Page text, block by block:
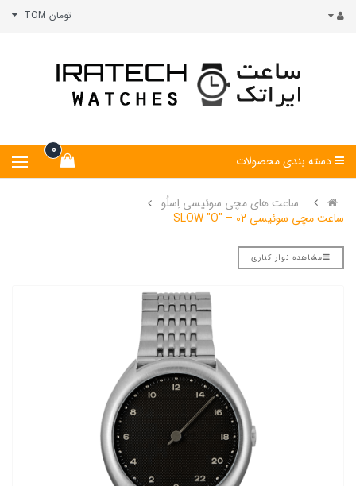
تومان TOM
0
دسته بندی محصولات
ساعت های مچی سوئیسی اِسلُو
ساعت مچی سوئیسی SLOW "O" – 02
مشاهده نوار کناری